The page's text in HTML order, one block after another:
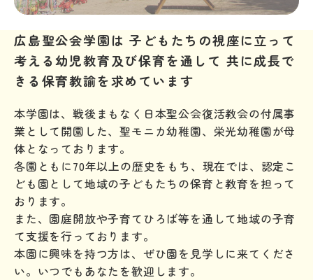
広島聖公会学園は 子どもたちの視座に立って
考える幼児教育及び保育を通して 共に成長で
きる保育教諭を求めています
本学園は、戦後まもなく日本聖公会復活教会の付属事
業として開園した、聖モニカ幼稚園、栄光幼稚園が母
体となっております。
各園ともに70年以上の歴史をもち、現在では、認定こ
ども園として地域の子どもたちの保育と教育を担って
おります。
また、園庭開放や子育てひろば等を通して地域の子育
て支援を行っております。
本園に興味を持つ方は、ぜひ園を見学しに来てくださ
い。いつでもあなたを歓迎します。